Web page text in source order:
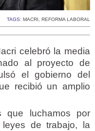
TAGS: MACRI , REFORMA LABORAL
celebró la media
al proyecto de
el gobierno del
recibió un amplio
que luchamos por
de trabajo, la